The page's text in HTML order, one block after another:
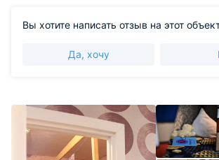
Вы хотите написать отзыв на этот
Да, хочу